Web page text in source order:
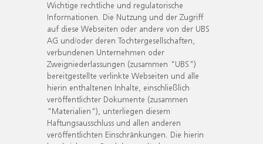
Wichtige rechtliche und regulatorische
Informationen. Die Nutzung und der Zugriff
auf diese Webseiten oder andere von der UBS
AG und/oder deren Tochtergesellschaften,
verbundenen Unternehmen oder
Zweigniederlassungen (zusammen "UBS")
bereitgestellte verlinkte Webseiten und alle
hierin enthaltenen Inhalte, einschließlich
veröffentlichter Dokumente (zusammen
"Materialien"), unterliegen diesem
Haftungsausschluss und allen anderen
veröffentlichten Einschränkungen. Die hierin